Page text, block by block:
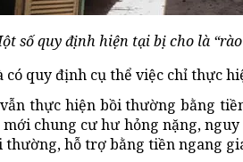
số quy định hiện tại bị cho là
quy định cụ thể việc chỉ thực
thực hiện bồi thường bằng
chung cư hư hỏng nặng,
thường, hỗ trợ bằng tiền ngang